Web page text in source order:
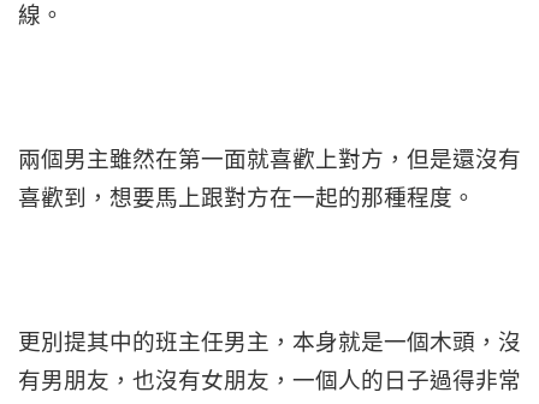
線。
兩個男主雖然在第一面就喜歡上對方，但是還沒有
喜歡到，想要馬上跟對方在一起的那種程度。
更別提其中的班主任男主，本身就是一個木頭，沒
有男朋友，也沒有女朋友，一個人的日子過得非常